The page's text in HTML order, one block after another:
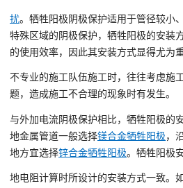
扰。牺牲阳极阴极保护适用于管径较小
特殊区域的阴极保护，牺牲阳极的安装
的使用效率，因此其安装方式显得尤为
不专业的施工队伍施工时，往往考虑施
题，造成施工不合理的现象时有发生。
与外加电流阴极保护相比，牺牲阳极的
地金属管道一般选择镁合金牺牲阳极，
地方宜选择锌合金牺牲阳极。牺牲阳极
地电阻计算时所设计的安装方式一致。